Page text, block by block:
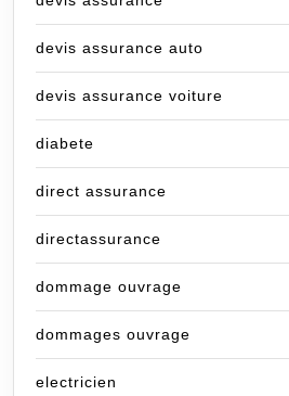
devis assurance auto
devis assurance voiture
diabete
direct assurance
directassurance
dommage ouvrage
dommages ouvrage
electricien